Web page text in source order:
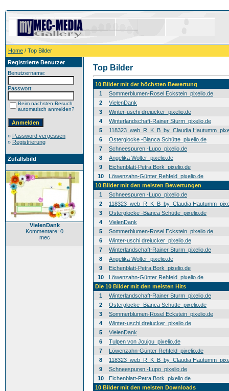
Home / Top Bilder
Registrierte Benutzer
Benutzername:
Passwort:
Beim nächsten Besuch
automatisch anmelden?
» Password vergessen
» Registrierung
Zufallsbild
VielenDank
Kommentare: 0
mec
Top Bilder
10 Bilder mit der höchsten Bewertung
1
Sommerblumen-Rosel Eckstein_pixelio.de
2
VielenDank
3
Winter-uschi dreiucker_pixelio.de
4
Winterlandschaft-Rainer Sturm_pixelio.de
5
118323_web_R_K_B_by_Claudia
6
Osterglocke -Bianca Schütte_pixelio.de
7
Schneespuren -Lupo_pixelio.de
8
Angelika Wolter_pixelio.de
9
Eichenblatt-Petra Bork_pixelio.de
10
Löwenzahn-Günter Rehfeld_pixelio.de
10 Bilder mit den meisten Bewertungen
1
Schneespuren -Lupo_pixelio.de
2
118323_web_R_K_B_by_Claudia
3
Osterglocke -Bianca Schütte_pixelio.de
4
VielenDank
5
Sommerblumen-Rosel Eckstein_pixelio.de
6
Winter-uschi dreiucker_pixelio.de
7
Winterlandschaft-Rainer Sturm_pixelio.de
8
Angelika Wolter_pixelio.de
9
Eichenblatt-Petra Bork_pixelio.de
10
Löwenzahn-Günter Rehfeld_pixelio.de
Die 10 Bilder mit den meisten Hits
1
Winterlandschaft-Rainer Sturm_pixelio.de
2
Osterglocke -Bianca Schütte_pixelio.de
3
Sommerblumen-Rosel Eckstein_pixelio.de
4
Winter-uschi dreiucker_pixelio.de
5
VielenDank
6
Tulpen von Joujou_pixelio.de
7
Löwenzahn-Günter Rehfeld_pixelio.de
8
118323_web_R_K_B_by_Claudia
9
Schneespuren -Lupo_pixelio.de
10
Eichenblatt-Petra Bork_pixelio.de
10 Bilder mit den meisten Downloads